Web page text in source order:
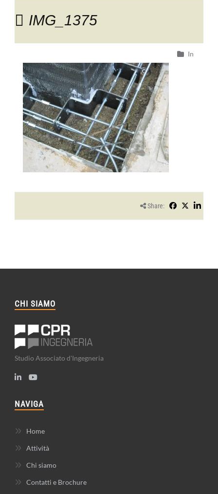
IMG_1375
In
Share:
CHI SIAMO
Studio Associato d'Ingegneria
NAVIGA
Home
Attività
Chi siamo
Contatti e Brochure